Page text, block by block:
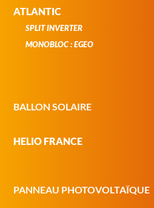
ATLANTIC
SPLIT INVERTER
MONOBLOC : EGEO
BALLON SOLAIRE
HELIO FRANCE
PANNEAU PHOTOVOLTAÏQUE